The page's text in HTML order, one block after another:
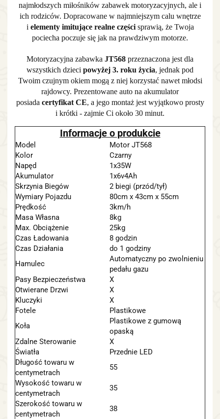
najmłodszych miłośników zabawek motoryzacyjnych, ale i
ich rodziców. Dopracowane w najmniejszym calu wnętrze
i elementy imitujące realne częścisprawią, że Twoja
pociecha poczuje się jak na prawdziwym motorze.
Motoryzacyjna zabawka JT568 przeznaczona jest dla
wszystkich dzieci powyżej 3. roku życia, jednak pod
Twoim czujnym okiem mogą z niej korzystać nawet młodsi
rajdowcy. Prezentowane auto na akumulator
posiada certyfikat CE, a jego montaż jest wyjątkowo prosty
i krótki - zajmie Ci około 30 minut.
Informacje o produkcie
Model
Motor JT568
Kolor
Czarny
Napęd
1x35W
Akumulator
1x6v4Ah
Skrzynia Biegów
2 biegi (przód/tył)
Wymiary Pojazdu
80cm x 43cm x 55cm
Prędkość
3km/h
Masa Własna
8kg
Max. Obciążenie
25kg
Czas Ładowania
8 godzin
Czas Działania
do 1 godziny
Hamulec
Automatyczny po zwolnieniu
pedału gazu
Pasy Bezpieczeństwa
X
Otwierane Drzwi
X
Kluczyki
X
Fotele
Plastikowe
Koła
Plastikowe z gumową
opaską
Zdalne Sterowanie
X
Światła
Przednie LED
Długość towaru w
centymetrach
55
Wysokość towaru w
centymetrach
35
Szerokość towaru w
centymetrach
38